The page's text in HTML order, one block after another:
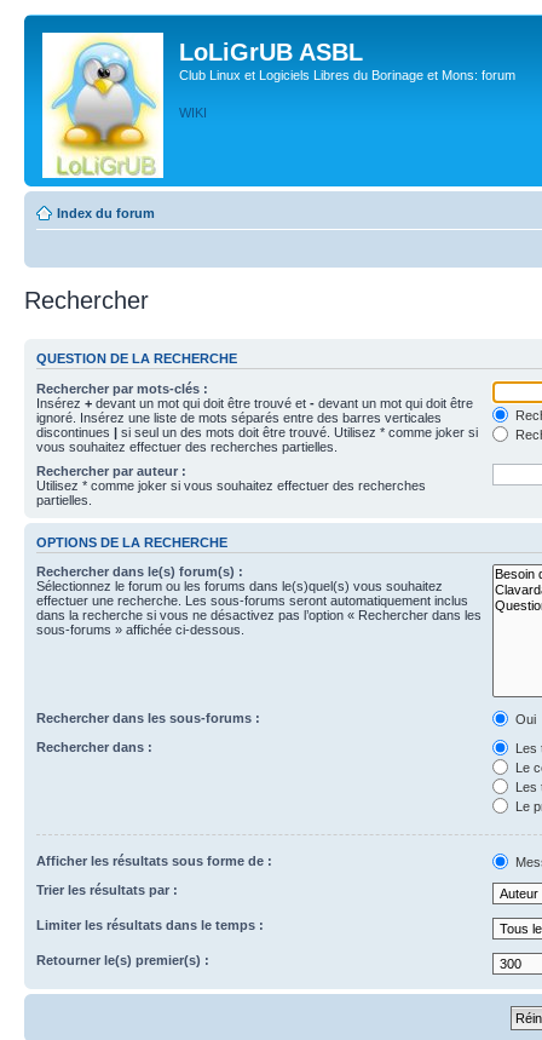
LoLiGrUB ASBL
Club Linux et Logiciels Libres du Borinage et Mons: forum
WIKI
Index du forum
Rechercher
QUESTION DE LA RECHERCHE
Rechercher par mots-clés :
Insérez + devant un mot qui doit être trouvé et - devant un mot qui doit être
ignoré. Insérez une liste de mots séparés entre des barres verticales
discontinues | si seul un des mots doit être trouvé. Utilisez * comme joker si
vous souhaitez effectuer des recherches partielles.
Rechercher par auteur :
Utilisez * comme joker si vous souhaitez effectuer des recherches
partielles.
OPTIONS DE LA RECHERCHE
Rechercher dans le(s) forum(s) :
Sélectionnez le forum ou les forums dans le(s)quel(s) vous souhaitez
effectuer une recherche. Les sous-forums seront automatiquement inclus
dans la recherche si vous ne désactivez pas l’option « Rechercher dans les
sous-forums » affichée ci-dessous.
Rechercher dans les sous-forums :
Oui
Rechercher dans :
Les
Le
Les
Le
Afficher les résultats sous forme de :
Trier les résultats par :
Limiter les résultats dans le temps :
Retourner le(s) premier(s) :